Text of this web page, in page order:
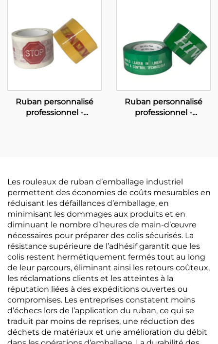
Ruban personnalisé
professionnel -
Ruban personnalisé
professionnel -
Les rouleaux de ruban d’emballage industriel
permettent des économies de coûts mesurables en
réduisant les défaillances d’emballage, en
minimisant les dommages aux produits et en
diminuant le nombre d’heures de main-d’œuvre
nécessaires pour préparer des colis sécurisés. La
résistance supérieure de l’adhésif garantit que les
colis restent hermétiquement fermés tout au long
de leur parcours, éliminant ainsi les retours coûteux,
les réclamations clients et les atteintes à la
réputation liées à des expéditions ouvertes ou
compromises. Les entreprises constatent moins
d’échecs lors de l’application du ruban, ce qui se
traduit par moins de reprises, une réduction des
déchets de matériaux et une amélioration du débit